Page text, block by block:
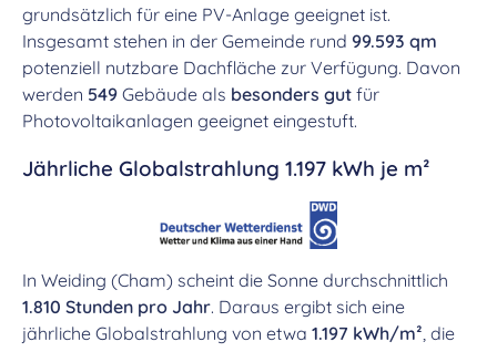
grundsätzlich für eine PV-Anlage geeignet ist.
Insgesamt stehen in der Gemeinde rund 99.593 qm
potenziell nutzbare Dachfläche zur Verfügung. Davon
werden 549 Gebäude als besonders gut für
Photovoltaikanlagen geeignet eingestuft.
Jährliche Globalstrahlung 1.197 kWh je m²
In Weiding (Cham) scheint die Sonne durchschnittlich
1.810 Stunden pro Jahr. Daraus ergibt sich eine
jährliche Globalstrahlung von etwa 1.197 kWh/m², die